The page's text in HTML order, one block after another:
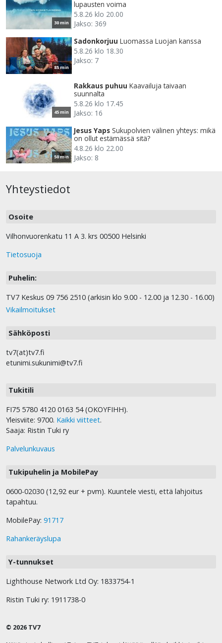
30 min
lupausten voima
5.8.26 klo 20.00
Jakso: 369
85 min
Sadonkorjuu Luomassa Luojan kanssa
5.8.26 klo 18.30
Jakso: 7
45 min
Rakkaus puhuu Kaavailuja taivaan
suunnalta
5.8.26 klo 17.45
Jakso: 16
50 min
Jesus Yaps Sukupolvien välinen yhteys: mikä
on ollut estämässä sitä?
4.8.26 klo 22.00
Jakso: 8
Yhteystiedot
Osoite
Vilhonvuorenkatu 11 A 3. krs 00500 Helsinki
Tietosuoja
Puhelin:
TV7 Keskus 09 756 2510 (arkisin klo 9.00 - 12.00 ja 12.30 - 16.00)
Vikailmoitukset
Sähköposti
tv7(at)tv7.fi
etunimi.sukunimi@tv7.fi
Tukitili
FI75 5780 4120 0163 54 (OKOYFIHH).
Yleisviite: 9700. Kaikki viitteet.
Saaja: Ristin Tuki ry
Palvelunkuvaus
Tukipuhelin ja MobilePay
0600-02030 (12,92 eur + pvm). Kuuntele viesti, että lahjoitus
tapahtuu.
MobilePay: 91717
Rahankeräyslupa
Y-tunnukset
Lighthouse Network Ltd Oy: 1833754-1
Ristin Tuki ry: 1911738-0
© 2026 TV7